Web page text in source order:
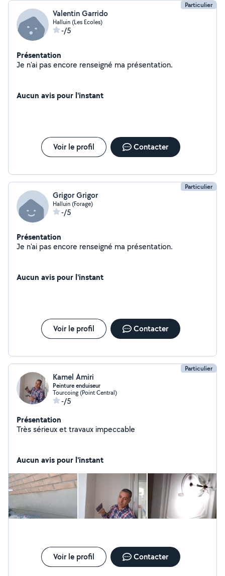
Particulier
Valentin Garrido
Halluin (Les Ecoles)
-/5
Présentation
Je n'ai pas encore renseigné ma présentation.
Aucun avis pour l'instant
Voir le profil Contacter
Particulier
Grigor Grigor
Halluin (Forage)
-/5
Présentation
Je n'ai pas encore renseigné ma présentation.
Aucun avis pour l'instant
Voir le profil Contacter
Particulier
Kamel Amiri
Peinture enduiseur
Tourcoing (Point Central)
-/5
Présentation
Très sérieux et travaux impeccable
Aucun avis pour l'instant
Voir le profil Contacter